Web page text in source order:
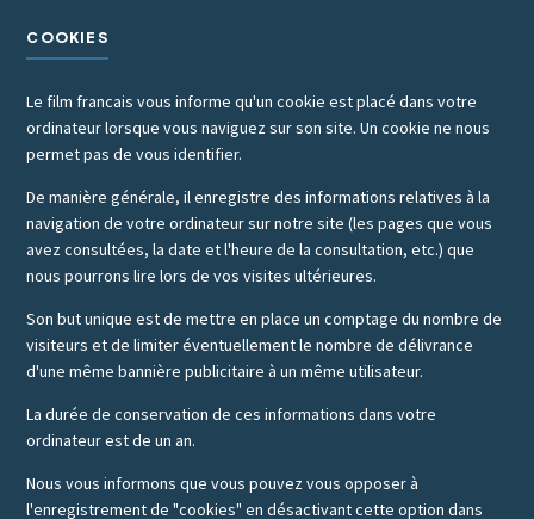
COOKIES
Le film francais vous informe qu'un cookie est placé dans votre
ordinateur lorsque vous naviguez sur son site. Un cookie ne nous
permet pas de vous identifier.
De manière générale, il enregistre des informations relatives à la
navigation de votre ordinateur sur notre site (les pages que vous
avez consultées, la date et l'heure de la consultation, etc.) que
nous pourrons lire lors de vos visites ultérieures.
Son but unique est de mettre en place un comptage du nombre de
visiteurs et de limiter éventuellement le nombre de délivrance
d'une même bannière publicitaire à un même utilisateur.
La durée de conservation de ces informations dans votre
ordinateur est de un an.
Nous vous informons que vous pouvez vous opposer à
l'enregistrement de "cookies" en désactivant cette option dans